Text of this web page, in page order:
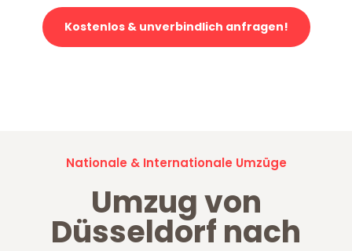
Kostenlos & unverbindlich anfragen!
Nationale & Internationale Umzüge
Umzug von
Düsseldorf nach